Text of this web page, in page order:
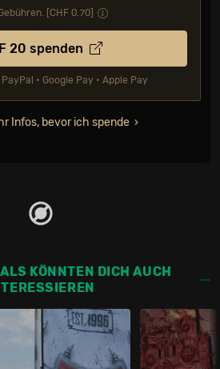
[CHF 0.70
20 spenden
• Google Pay • Apple Pay
Infos, bevor ich spende
KÖNNTEN DICH AUCH